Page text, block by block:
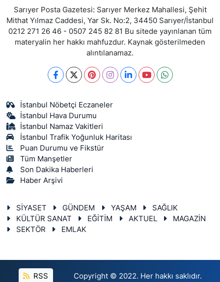
Sarıyer Posta Gazetesi: Sarıyer Merkez Mahallesi, Şehit
Mithat Yılmaz Caddesi, Yar Sk. No:2, 34450 Sarıyer/İstanbul
0212 271 26 46 - 0507 245 82 81 Bu sitede yayınlanan tüm
materyalin her hakkı mahfuzdur. Kaynak gösterilmeden
alıntılanamaz.
İstanbul Nöbetçi Eczaneler
İstanbul Hava Durumu
İstanbul Namaz Vakitleri
İstanbul Trafik Yoğunluk Haritası
Puan Durumu ve Fikstür
Tüm Manşetler
Son Dakika Haberleri
Haber Arşivi
SİYASET GÜNDEM YAŞAM
SAĞLIK
KÜLTÜR SANAT
EĞİTİM AKTUEL
MAGAZİN
SEKTÖR
EMLAK
RSS Copyright © 2022. Her hakkı saklıdır.